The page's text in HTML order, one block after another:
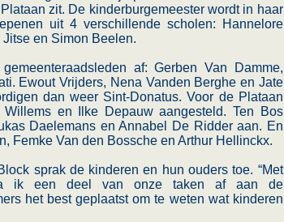
zit. De kinderburgemeester wordt in haar
uit 4 verschillende scholen: Hannelore
en Simon Beelen.
af: Gerben Van Damme,
Ewout Vrijders, Nena Vanden Berghe en Jate
dan weer Sint-Donatus. Voor de Plataan
en Ilke Depauw aangesteld. Ten Bos
Daelemans en Annabel De Ridder aan. En
Femke Van den Bossche en Arthur Hellinckx.
sprak de kinderen en hun ouders toe. “Met
ik een deel van onze taken af aan de
het best geplaatst om te weten wat kinderen